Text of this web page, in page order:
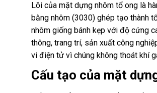
Lõi của mặt dựng nhôm tổ ong là
bằng nhôm (3030) ghép tạo thành
nhôm giống bánh kẹp với độ cứng
thông, trang trí, sản xuất công
vi điện tử vì chúng không thoát khí
Cấu tạo của mặt